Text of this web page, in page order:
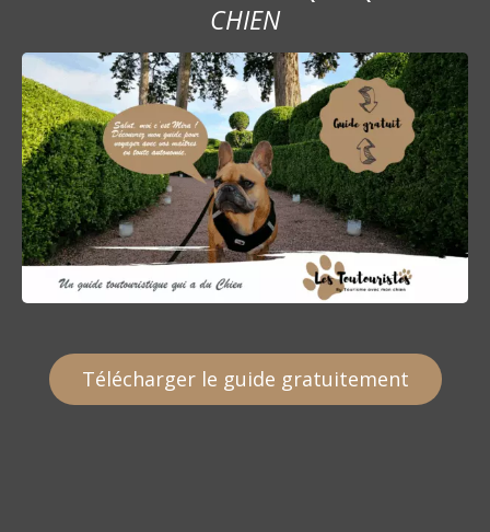
t
i
c
l
e
CHIEN
Télécharger le guide gratuitement